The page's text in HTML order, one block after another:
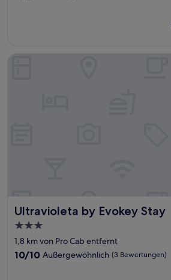
Ultravioleta by Evokey Stay
Ultravioleta by Evokey Stay
3.0-
Sterne-
Unterkunft
1,8 km von Pro Cab entfernt
10.0
10/10 Außergewöhnlich (3 Bewertungen)
Ultravioleta by Evokey Stay